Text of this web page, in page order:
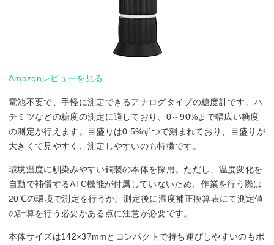
Amazonレビューを見る
電池不要で、手軽に測定できるアナログタイプの糖度計です。ハ
チミツなどの糖度の測定に適しており、0～90%まで幅広い糖度
の測定が行えます。目盛りは0.5%ずつで刻まれており、目盛りが
大きくて見やすく、測定しやすいのも特徴です。
環境温度に馴染みやすい銅製の本体を採用。ただし、温度変化を
自動で補償するATC機能が付属していないため、作業を行う際は
20℃の環境で測定を行うか、測定後に温度補正換算表にて測定値
の計算を行う必要がある点に注意が必要です。
本体サイズは142×37mmとコンパクトで持ち運びしやすいのもポ